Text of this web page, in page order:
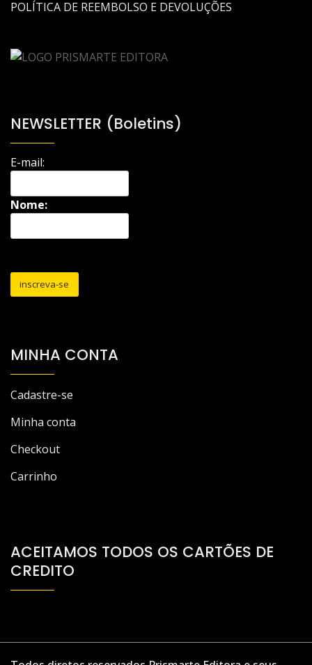
POLÍTICA DE REEMBOLSO E DEVOLUÇÕES
NEWSLETTER (Boletins)
E-mail:
Nome:
MINHA CONTA
Cadastre-se
Minha conta
Checkout
Carrinho
ACEITAMOS TODOS OS CARTÕES DE
CREDITO